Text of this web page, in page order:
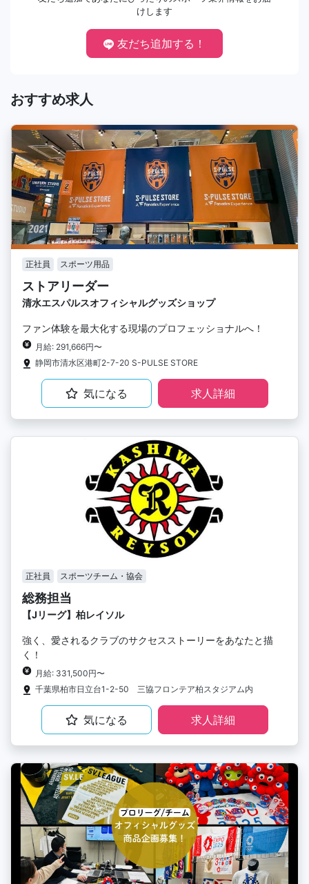
けします
友だち追加する！
おすすめ求人
正社員 スポーツ用品
ストアリーダー
清水エスパルスオフィシャルグッズショップ
ファン体験を最大化する現場のプロフェッショナルへ！
月給: 291,666円〜
静岡市清水区港町2-7-20 S-PULSE STORE
気になる 求人詳細
正社員 スポーツチーム・協会
総務担当
【Jリーグ】柏レイソル
強く、愛されるクラブのサクセスストーリーをあなたと描
く！
月給: 331,500円〜
千葉県柏市日立台1-2-50 三協フロンテア柏スタジアム内
気になる 求人詳細